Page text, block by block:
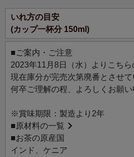
苦い風味と、それを包み込む濃厚
重ねました。洋酒の香りとカルダ
レンドされた、奥行きのある大人
オレンジの爽やかさとチョコレー
溶け込むミルクティーは特におす
いれ方の目安
(カップ一杯分 150ml)
■ご案内・ご注意
2023年11月8日（水）よりこちら
現在庫分が完売次第廃番とさせて
何卒ご理解の程、よろしくお願い
※賞味期限：製造より2年
■原材料の一覧
■お茶の原産国
インド、ケニア